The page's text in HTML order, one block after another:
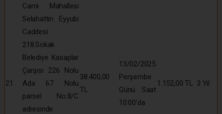
21
Cami Mahallesi
Selahattin Eyyubi
Caddesi
218.Sokak
Belediye Kasaplar
Çarşısı 226 Nolu
Ada 67 Nolu
parsel No:8/C
adresinde
38.400,00
TL
13/02/2025
Perşembe
Günü Saat
10:00’da
1.152,00 TL 3 Yıl